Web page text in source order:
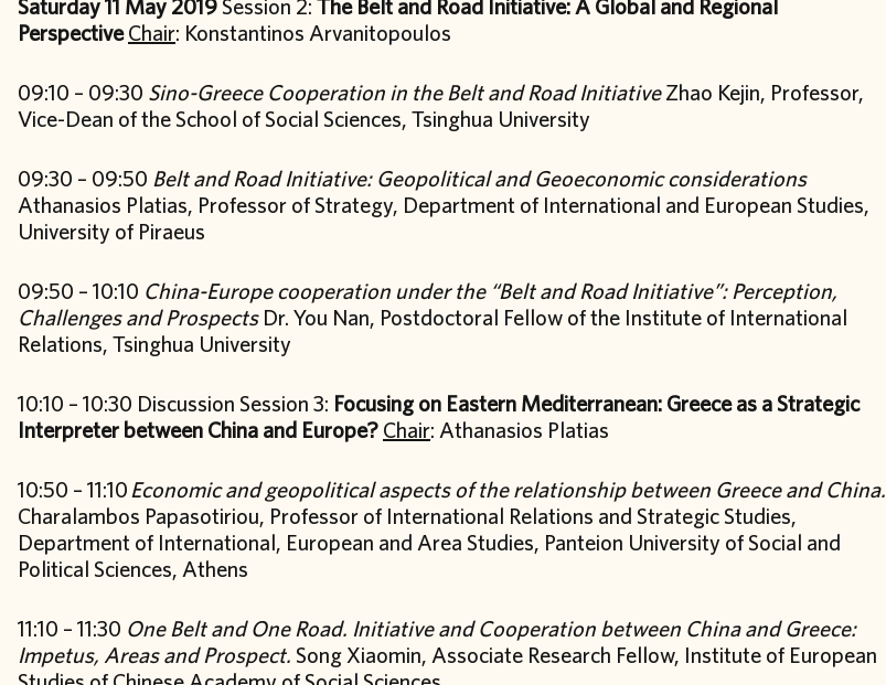
Saturday 11 May 2019Session 2:The Belt and Road Initiative: A Global and Regional
PerspectiveChair: Konstantinos Arvanitopoulos
09:10 – 09:30 Sino-Greece Cooperation in the Belt and Road InitiativeZhao Kejin, Professor,
Vice-Dean of the School of Social Sciences, Tsinghua University
09:30 – 09:50 Belt and Road Initiative: Geopolitical and Geoeconomic considerations
Athanasios Platias, Professor of Strategy, Department of International and European Studies,
University of Piraeus
09:50 – 10:10 China-Europe cooperation under the “Belt and Road Initiative”: Perception,
Challenges and ProspectsDr. You Nan, Postdoctoral Fellow of the Institute of International
Relations, Tsinghua University
10:10 – 10:30 Discussion Session 3: Focusing on Eastern Mediterranean: Greece as a Strategic
Interpreter between China and Europe?Chair: Athanasios Platias
10:50 – 11:10Economic and geopolitical aspects of the relationship between Greece and China.
Charalambos Papasotiriou, Professor of International Relations and Strategic Studies,
Department of International, European and Area Studies, Panteion University of Social and
Political Sciences, Athens
11:10 – 11:30 One Belt and One Road. Initiative and Cooperation between China and Greece:
Impetus, Areas and Prospect. Song Xiaomin, Associate Research Fellow, Institute of European